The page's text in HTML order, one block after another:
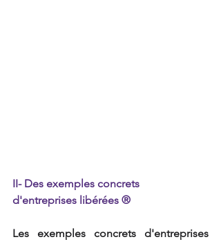
II- Des exemples concrets
d'entreprises libérées ®
Les exemples concrets d'entreprises